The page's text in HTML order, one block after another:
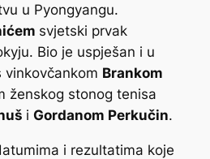
u Pyongyangu.
svjetski prvak
Bio je uspješan i u
vinkovčankom Brankom
ženskog stonog tenisa
i Gordanom Perkučin.
i rezultatima koje